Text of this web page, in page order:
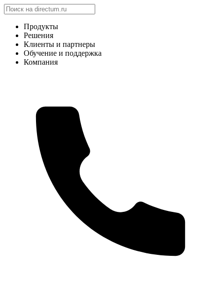
Продукты
Решения
Клиенты и партнеры
Обучение и поддержка
Компания